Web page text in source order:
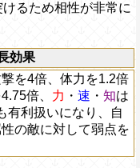
るため相性が非常に
効果
を4倍、体力を1.2倍
倍、 力 ・ 速 ・ 知は
有利扱いになり、自
の敵に対して弱点を